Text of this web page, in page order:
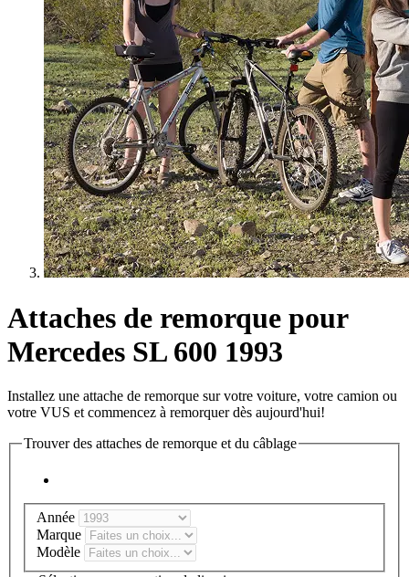
Attaches de remorque pour
Mercedes SL 600 1993
Installez une attache de remorque sur votre voiture, votre camion ou
votre VUS et commencez à remorquer dès aujourd'hui!
Trouver des attaches de remorque et du câblage
Année
Marque
Modèle